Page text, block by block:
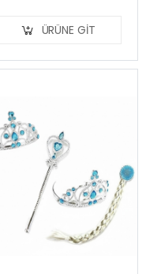
ÜRÜNE GIT